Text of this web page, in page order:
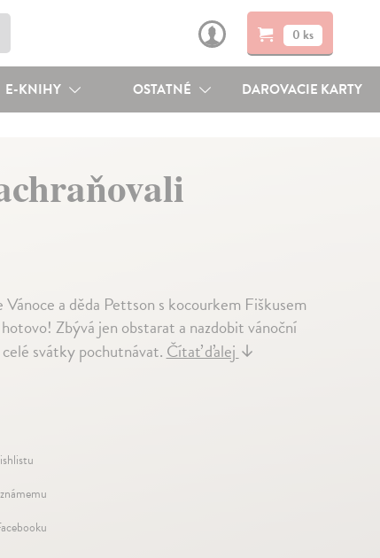
0 ks
E-KNIHY OSTATNÉ DAROVACIE KARTY
a děda Pettson s kocourkem Fiškusem
Zbývá jen obstarat a nazdobit vánoční
svátky pochutnávat.Čítať ďalej↓